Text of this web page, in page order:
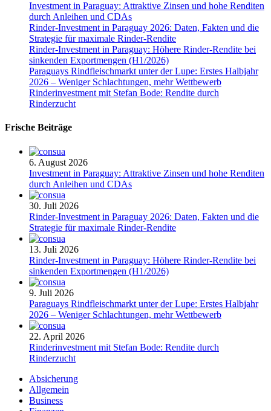
Investment in Paraguay: Attraktive Zinsen und hohe Renditen
durch Anleihen und CDAs
Rinder-Investment in Paraguay 2026: Daten, Fakten und die
Strategie für maximale Rinder-Rendite
Rinder-Investment in Paraguay: Höhere Rinder-Rendite bei
sinkenden Exportmengen (H1/2026)
Paraguays Rindfleischmarkt unter der Lupe: Erstes Halbjahr
2026 – Weniger Schlachtungen, mehr Wettbewerb
Rinderinvestment mit Stefan Bode: Rendite durch
Rinderzucht
Frische Beiträge
6. August 2026
Investment in Paraguay: Attraktive Zinsen und hohe Renditen
durch Anleihen und CDAs
30. Juli 2026
Rinder-Investment in Paraguay 2026: Daten, Fakten und die
Strategie für maximale Rinder-Rendite
13. Juli 2026
Rinder-Investment in Paraguay: Höhere Rinder-Rendite bei
sinkenden Exportmengen (H1/2026)
9. Juli 2026
Paraguays Rindfleischmarkt unter der Lupe: Erstes Halbjahr
2026 – Weniger Schlachtungen, mehr Wettbewerb
22. April 2026
Rinderinvestment mit Stefan Bode: Rendite durch
Rinderzucht
Absicherung
Allgemein
Business